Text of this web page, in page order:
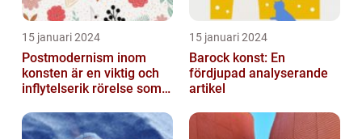
15 januari 2024
Postmodernism inom
konsten är en viktig och
inflytelserik rörelse som
normer o...
15 januari 2024
Barock konst: En
fördjupad analyserande
artikel